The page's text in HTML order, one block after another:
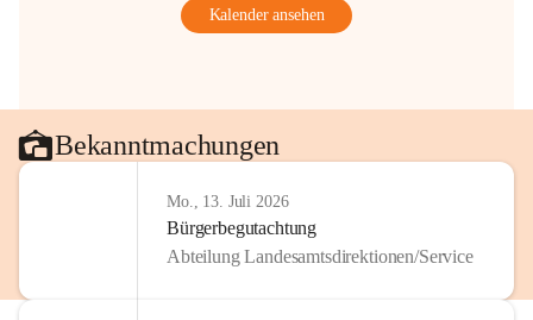
Kalender ansehen
Bekanntmachungen
Mo., 13. Juli 2026
Bürgerbegutachtung
Abteilung Landesamtsdirektionen/Service